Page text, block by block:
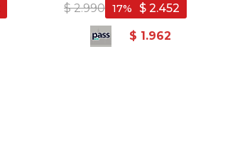
$ 2.990 $ 2.452
17
$ 1.962